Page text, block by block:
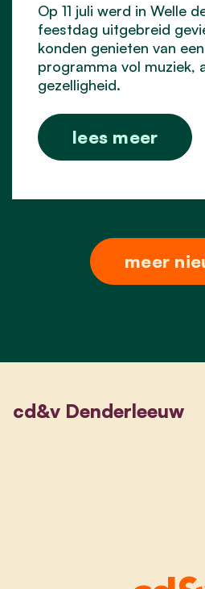
Op 11 juli werd in Welle
feestdag uitgebreid
konden genieten van
programma vol muziek,
gezelligheid.
lees meer
meer
cd&v Denderleeuw